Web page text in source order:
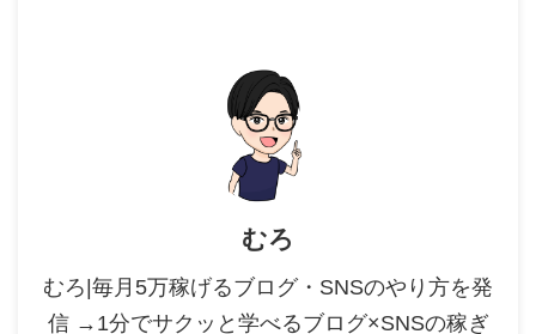
むろ
むろ|毎月5万稼げるブログ・SNSのやり方を発
信 →1分でサクッと学べるブログ×SNSの稼ぎ